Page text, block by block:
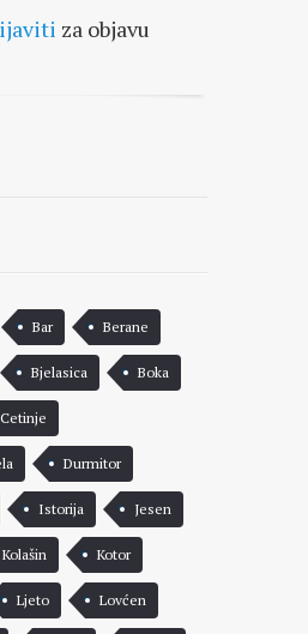
za objavu
Bar Berane
Bjelasica Boka
Cetinje
Durmitor
Istorija Jesen
Kolašin Kotor
Ljeto Lovćen